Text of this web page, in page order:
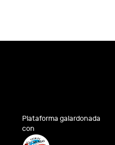
Plataforma galardonada
con